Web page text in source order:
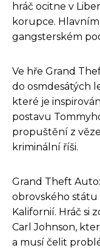
hráč ocitne v
korupce.
gangsterském
Ve hře Grand
do osmdesátých
které je
postavu
propuštění z
kriminální říši.
Grand Theft
obrovského státu
Kalifornií. Hráč si
Carl Johnson,
a musí čelit